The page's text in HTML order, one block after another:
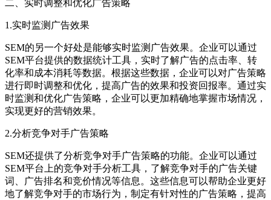
二、实时调整和优化广告策略
1.实时监测广告效果
SEM的另一个好处是能够实时监测广告效果。企业可以通过
SEM平台提供的数据统计工具，实时了解广告的点击率、转
化率和成本消耗等数据。根据这些数据，企业可以对广告策略
进行即时调整和优化，提高广告的效果和投资回报率。通过实
时监测和优化广告策略，企业可以更加精确地掌握市场情况，
实现更好的营销效果。
2.分析竞争对手广告策略
SEM还提供了分析竞争对手广告策略的功能。企业可以通过
SEM平台上的竞争对手分析工具，了解竞争对手的广告关键
词、广告排名和竞价情况等信息。这些信息可以帮助企业更好
地了解竞争对手的市场行为，制定有针对性的广告策略，提高